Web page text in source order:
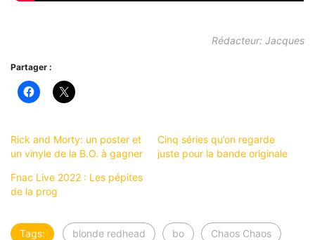
Rédacteur: Jacques
Partager :
Rick and Morty: un poster et
un vinyle de la B.O. à gagner
Cinq séries qu’on regarde
juste pour la bande originale
Fnac Live 2022 : Les pépites
de la prog
Tags: blonde redhead bo Chaos Chaos